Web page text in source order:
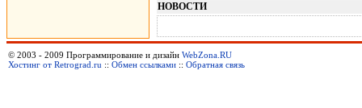
НОВОСТИ
© 2003 - 2009 Программирование и дизайн WebZona.RU
Хостинг от Retrograd.ru :: Обмен ссылками :: Обратная связь